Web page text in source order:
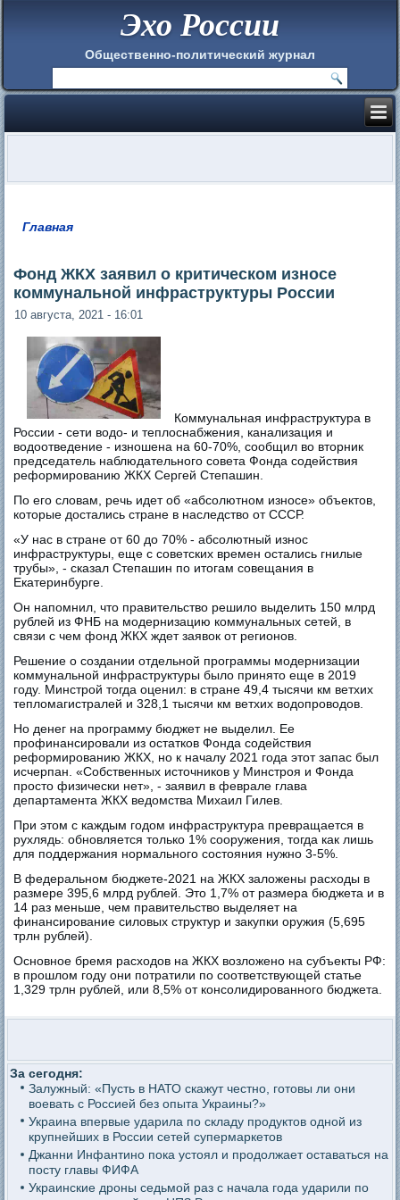
Эхо России
Общественно-политический журнал
Главная
Фонд ЖКХ заявил о критическом износе
коммунальной инфраструктуры России
10 августа, 2021 - 16:01
Коммунальная инфраструктура в
России - сети водо- и теплоснабжения, канализация и
водоотведение - изношена на 60-70%, сообщил во вторник
председатель наблюдательного совета Фонда содействия
реформированию ЖКХ Сергей Степашин.
По его словам, речь идет об «абсолютном износе» объектов,
которые достались стране в наследство от СССР.
«У нас в стране от 60 до 70% - абсолютный износ
инфраструктуры, еще с советских времен остались гнилые
трубы», - сказал Степашин по итогам совещания в
Екатеринбурге.
Он напомнил, что правительство решило выделить 150 млрд
рублей из ФНБ на модернизацию коммунальных сетей, в
связи с чем фонд ЖКХ ждет заявок от регионов.
Решение о создании отдельной программы модернизации
коммунальной инфраструктуры было принято еще в 2019
году. Минстрой тогда оценил: в стране 49,4 тысячи км ветхих
тепломагистралей и 328,1 тысячи км ветхих водопроводов.
Но денег на программу бюджет не выделил. Ее
профинансировали из остатков Фонда содействия
реформированию ЖКХ, но к началу 2021 года этот запас был
исчерпан. «Собственных источников у Минстроя и Фонда
просто физически нет», - заявил в феврале глава
департамента ЖКХ ведомства Михаил Гилев.
При этом с каждым годом инфраструктура превращается в
рухлядь: обновляется только 1% сооружения, тогда как лишь
для поддержания нормального состояния нужно 3-5%.
В федеральном бюджете-2021 на ЖКХ заложены расходы в
размере 395,6 млрд рублей. Это 1,7% от размера бюджета и в
14 раз меньше, чем правительство выделяет на
финансирование силовых структур и закупки оружия (5,695
трлн рублей).
Основное бремя расходов на ЖКХ возложено на субъекты РФ:
в прошлом году они потратили по соответствующей статье
1,329 трлн рублей, или 8,5% от консолидированного бюджета.
За сегодня:
Залужный: «Пусть в НАТО скажут честно, готовы ли они
воевать с Россией без опыта Украины?»
Украина впервые ударила по складу продуктов одной из
крупнейших в России сетей супермаркетов
Джанни Инфантино пока устоял и продолжает оставаться на
посту главы ФИФА
Украинские дроны седьмой раз с начала года ударили по